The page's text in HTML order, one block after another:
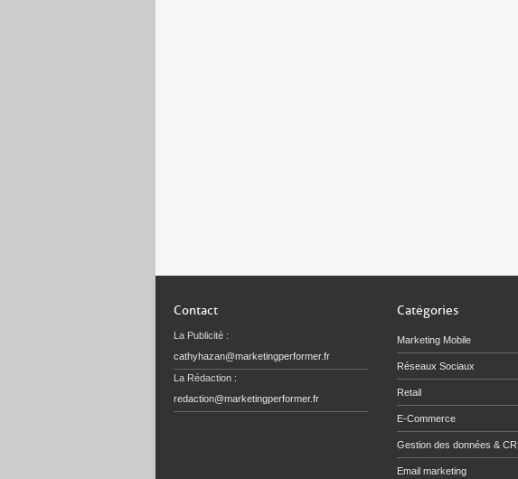
Contact
La Publicité :
cathyhazan@marketingperformer.fr
La Rédaction :
redaction@marketingperformer.fr
Catégories
Marketing Mobile
Réseaux Sociaux
Retail
E-Commerce
Gestion des données &
Email marketing